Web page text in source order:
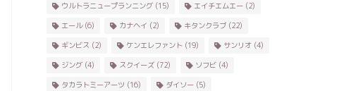
ウルトラニュープランニング(15) エイチエムエー(2)
エール(6) カナヘイ (2) キタンクラブ(22)
ギンビス (2) ケンエレファント(19) サンリオ(4)
ジング(4) スクイーズ(72) ソフビ(4)
タカラトミーアーツ (16) ダイソー(5)